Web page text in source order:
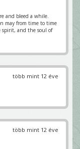
and bleed a while.
may from time to time
spirit, and the soul of
több mint 12 éve
több mint 12 éve